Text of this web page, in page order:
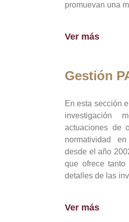
promuevan una
Ver más
Gestión
En esta sección
investigación
actuaciones de
normatividad
desde el año
que ofrece
detalles de las
Ver más